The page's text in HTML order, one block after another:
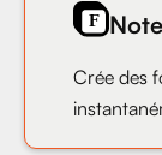
Crée des